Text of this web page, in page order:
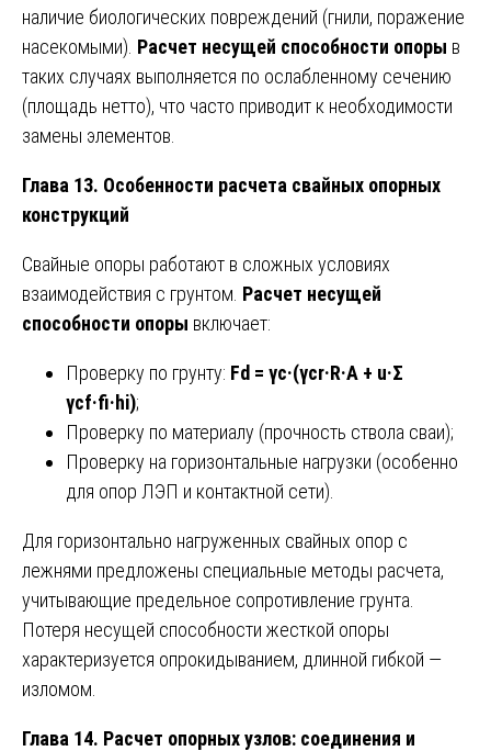
наличие биологических повреждений (гнили, поражение
насекомыми). Расчет несущей способности опоры в
таких случаях выполняется по ослабленному сечению
(площадь нетто), что часто приводит к необходимости
замены элементов.
Глава 13. Особенности расчета свайных опорных
конструкций
Свайные опоры работают в сложных условиях
взаимодействия с грунтом. Расчет несущей
способности опоры включает:
Проверку по грунту: Fd = γc·(γcr·R·A + u·Σ
γcf·fi·hi);
Проверку по материалу (прочность ствола сваи);
Проверку на горизонтальные нагрузки (особенно
для опор ЛЭП и контактной сети).
Для горизонтально нагруженных свайных опор с
лежнями предложены специальные методы расчета,
учитывающие предельное сопротивление грунта.
Потеря несущей способности жесткой опоры
характеризуется опрокидыванием, длинной гибкой —
изломом.
Глава 14. Расчет опорных узлов: соединения и